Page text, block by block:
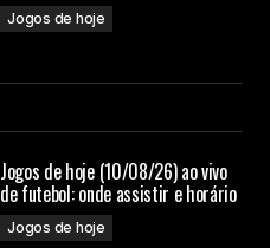
Jogos de hoje
Jogos de hoje (10/08/26) ao vivo
de futebol: onde assistir e horário
Jogos de hoje